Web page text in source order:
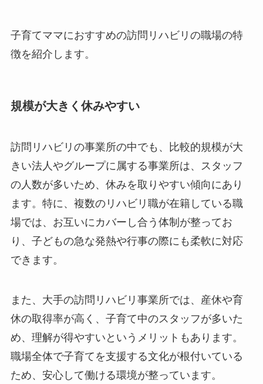
子育てママにおすすめの訪問リハビリの職場の特
徴を紹介します。
規模が大きく休みやすい
訪問リハビリの事業所の中でも、比較的規模が大
きい法人やグループに属する事業所は、スタッフ
の人数が多いため、休みを取りやすい傾向にあり
ます。特に、複数のリハビリ職が在籍している職
場では、お互いにカバーし合う体制が整ってお
り、子どもの急な発熱や行事の際にも柔軟に対応
できます。
また、大手の訪問リハビリ事業所では、産休や育
休の取得率が高く、子育て中のスタッフが多いた
め、理解が得やすいというメリットもあります。
職場全体で子育てを支援する文化が根付いている
ため、安心して働ける環境が整っています。